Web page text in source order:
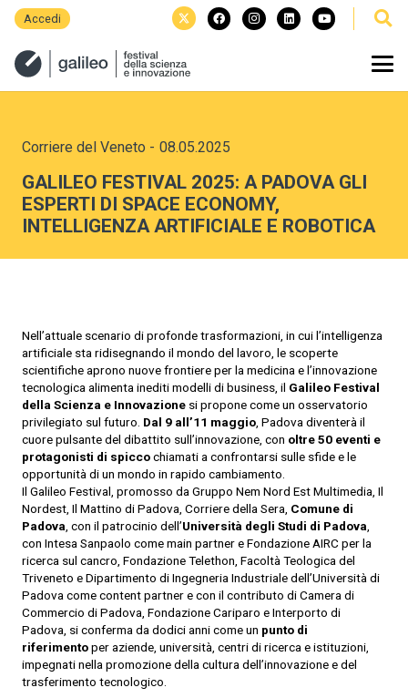
Accedi
Corriere del Veneto - 08.05.2025
GALILEO FESTIVAL 2025: A PADOVA GLI
ESPERTI DI SPACE ECONOMY,
INTELLIGENZA ARTIFICIALE E ROBOTICA
Nell’attuale scenario di profonde trasformazioni, in cui l’intelligenza
artificiale sta ridisegnando il mondo del lavoro, le scoperte
scientifiche aprono nuove frontiere per la medicina e l’innovazione
tecnologica alimenta inediti modelli di business, il Galileo Festival
della Scienza e Innovazione si propone come un osservatorio
privilegiato sul futuro. Dal 9 all’11 maggio , Padova diventerà il
cuore pulsante del dibattito sull’innovazione, con oltre 50 eventi e
protagonisti di spiccochiamati a confrontarsi sulle sfide e le
opportunità di un mondo in rapido cambiamento.
Il Galileo Festival, promosso da Gruppo Nem Nord Est Multimedia, Il
Nordest, Il Mattino di Padova, Corriere della Sera, Comune di
Padova , con il patrocinio dell’Università degli Studi di Padova
con Intesa Sanpaolo come main partner e Fondazione AIRC per la
ricerca sul cancro, Fondazione Telethon, Facoltà Teologica del
Triveneto e Dipartimento di Ingegneria Industriale dell’Università di
Padova come content partner e con il contributo di Camera di
Commercio di Padova, Fondazione Cariparo e Interporto di
Padova, si conferma da dodici anni come un punto di
riferimentoper aziende, università, centri di ricerca e istituzioni,
impegnati nella promozione della cultura dell’innovazione e del
trasferimento tecnologico.